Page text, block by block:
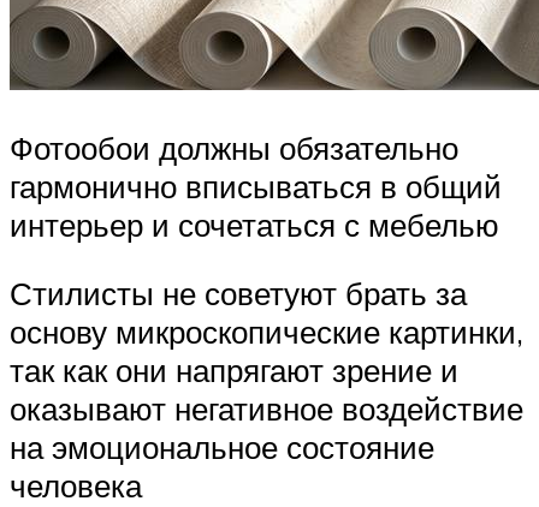
Фотообои должны обязательно
гармонично вписываться в общий
интерьер и сочетаться с мебелью
Стилисты не советуют брать за
основу микроскопические картинки,
так как они напрягают зрение и
оказывают негативное воздействие
на эмоциональное состояние
человека